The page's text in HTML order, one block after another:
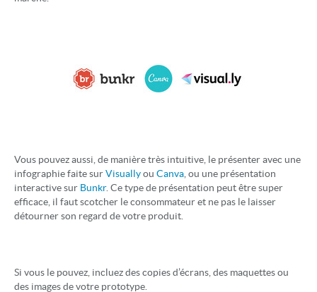
Vous pouvez aussi, de manière très intuitive, le présenter avec une
infographie faite surVisuallyou Canva , ou une présentation
interactive sur Bunkr. Ce type de présentation peut être super
efficace, il faut scotcher le consommateur et ne pas le laisser
détourner son regard de votre produit.
Si vous le pouvez, incluez des copies d’écrans, des maquettes ou
des images de votre prototype.